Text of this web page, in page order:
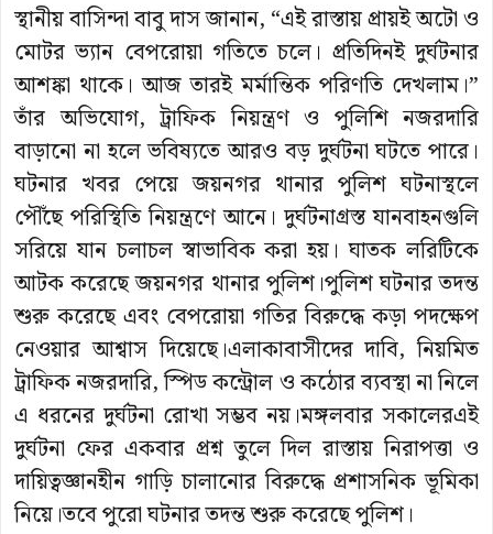
স্থানীয় বাসিন্দা বাবু দাস জানান, “এই রাস্তায় প্রায়ই অটো ও
মোটর ভ্যান বেপরোয়া গতিতে চলে। প্রতিদিনই দুর্ঘটনার
আশঙ্কা থাকে। আজ তারই মর্মান্তিক পরিণতি দেখলাম।”
তাঁর অভিযোগ, ট্রাফিক নিয়ন্ত্রণ ও পুলিশি নজরদারি
বাড়ানো না হলে ভবিষ্যতে আরও বড় দুর্ঘটনা ঘটতে পারে।
ঘটনার খবর পেয়ে জয়নগর থানার পুলিশ ঘটনাস্থলে
পৌঁছে পরিস্থিতি নিয়ন্ত্রণে আনে। দুর্ঘটনাগ্রস্ত যানবাহনগুলি
সরিয়ে যান চলাচল স্বাভাবিক করা হয়। ঘাতক লরিটিকে
আটক করেছে জয়নগর থানার পুলিশ।পুলিশ ঘটনার তদন্ত
শুরু করেছে এবং বেপরোয়া গতির বিরুদ্ধে কড়া পদক্ষেপ
নেওয়ার আশ্বাস দিয়েছে।এলাকাবাসীদের দাবি, নিয়মিত
ট্রাফিক নজরদারি, স্পিড কন্ট্রোল ও কঠোর ব্যবস্থা না নিলে
এ ধরনের দুর্ঘটনা রোখা সম্ভব নয়।মঙ্গলবার সকালেরএই
দুর্ঘটনা ফের একবার প্রশ্ন তুলে দিল রাস্তায় নিরাপত্তা ও
দায়িত্বজ্ঞানহীন গাড়ি চালানোর বিরুদ্ধে প্রশাসনিক ভূমিকা
নিয়ে।তবে পুরো ঘটনার তদন্ত শুরু করেছে পুলিশ।